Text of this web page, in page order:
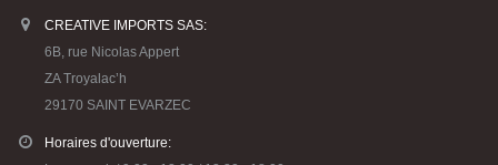
CREATIVE IMPORTS SAS:
6B, rue Nicolas Appert
ZA Troyalac’h
29170 SAINT EVARZEC
Horaires d'ouverture: